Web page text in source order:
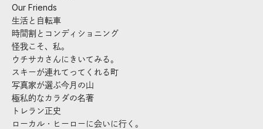
Our Friends
生活と自転車
時間割とコンディショニング
怪我こそ、私。
ウチサカさんにきいてみる。
スキーが連れてってくれる町
写真家が選ぶ今月の山
極私的なカラダの名著
トレラン正史
ローカル・ヒーローに会いに行く。